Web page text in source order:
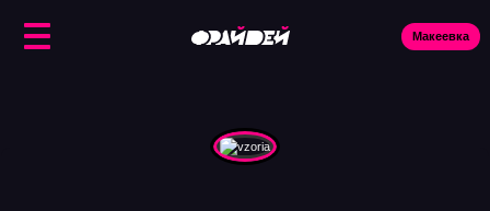
Макеевка